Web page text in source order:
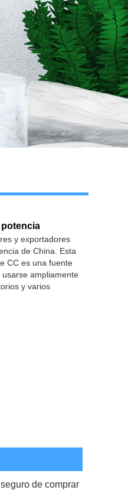
potencia
y exportadores
de China. Esta
CC es una fuente
ampliamente
y varios
de comprar